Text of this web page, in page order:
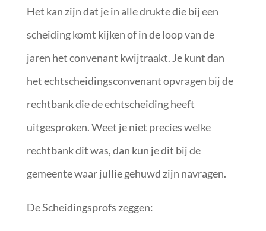
Het kan zijn dat je in alle drukte die bij een
scheiding komt kijken of in de loop van de
jaren het convenant kwijtraakt. Je kunt dan
het echtscheidingsconvenant opvragen bij de
rechtbank die de echtscheiding heeft
uitgesproken. Weet je niet precies welke
rechtbank dit was, dan kun je dit bij de
gemeente waar jullie gehuwd zijn navragen.
De Scheidingsprofs zeggen: